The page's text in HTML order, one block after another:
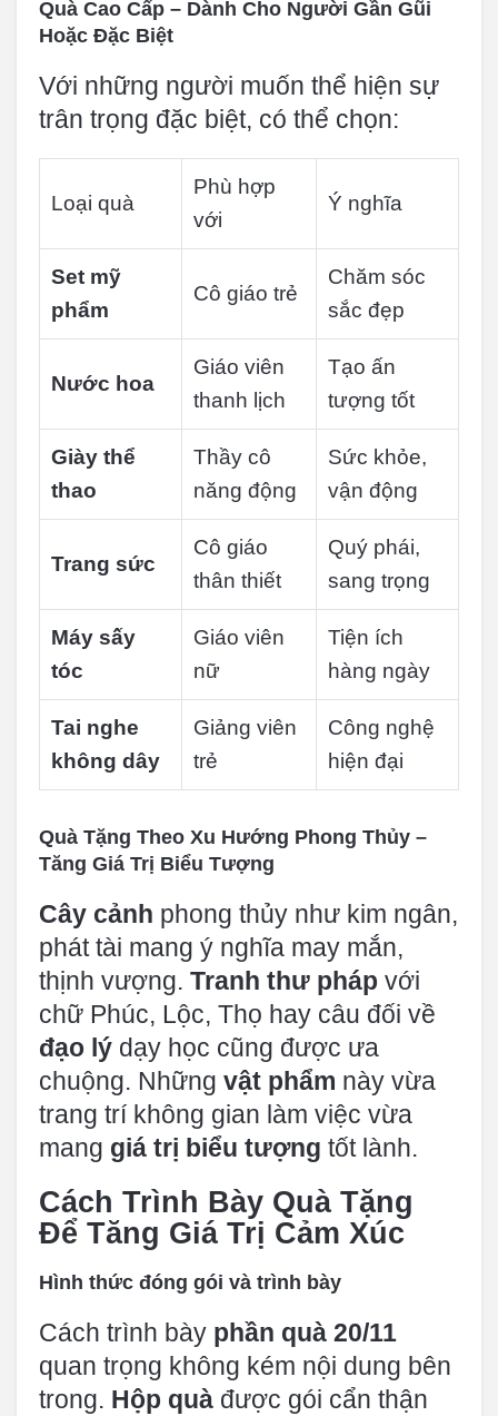
Quà Cao Cấp – Dành Cho Người Gần Gũi
Hoặc Đặc Biệt
Với những người muốn thể hiện sự
trân trọng đặc biệt, có thể chọn:
Loại quà
Phù hợp
với
Ý nghĩa
Set mỹ
phẩm
Cô giáo trẻ
Chăm sóc
sắc đẹp
Nước hoa
Giáo viên
thanh lịch
Tạo ấn
tượng tốt
Giày thể
thao
Thầy cô
năng động
Sức khỏe,
vận động
Trang sức
Cô giáo
thân thiết
Quý phái,
sang trọng
Máy sấy
tóc
Giáo viên
nữ
Tiện ích
hàng ngày
Tai nghe
không dây
Giảng viên
trẻ
Công nghệ
hiện đại
Quà Tặng Theo Xu Hướng Phong Thủy –
Tăng Giá Trị Biểu Tượng
Cây cảnh phong thủy như kim ngân,
phát tài mang ý nghĩa may mắn,
thịnh vượng. Tranh thư pháp với
chữ Phúc, Lộc, Thọ hay câu đối về
đạo lý dạy học cũng được ưa
chuộng. Những vật phẩm này vừa
trang trí không gian làm việc vừa
mang giá trị biểu tượng tốt lành.
Cách Trình Bày Quà Tặng
Để Tăng Giá Trị Cảm Xúc
Hình thức đóng gói và trình bày
Cách trình bày phần quà 20/11
quan trọng không kém nội dung bên
trong. Hộp quà được gói cẩn thận